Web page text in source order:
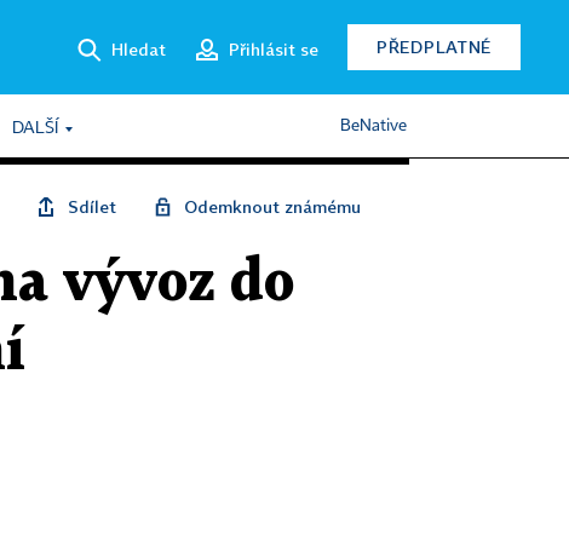
Hledat Přihlásit se PŘEDPLATNÉ
DALŠÍ BeNative
Sdílet Odemknout známému
vývoz do